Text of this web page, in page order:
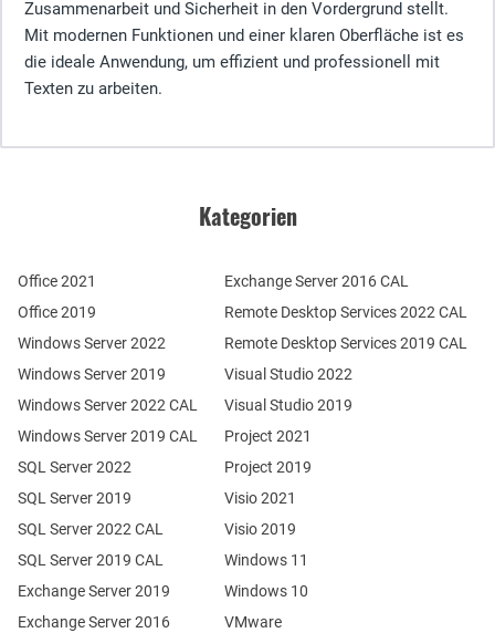
Zusammenarbeit und Sicherheit in den Vordergrund stellt.
Mit modernen Funktionen und einer klaren Oberfläche ist es
die ideale Anwendung, um effizient und professionell mit
Texten zu arbeiten.
Kategorien
Office 2021
Office 2019
Windows Server 2022
Windows Server 2019
Exchange Server 2019
Exchange Server 2016
SQL Server 2022
SQL Server 2019
Windows Server 2022 CAL
Windows Server 2019 CAL
SQL Server 2022 CAL
SQL Server 2019 CAL
Remote Desktop Services 2022 CAL
Remote Desktop Services 2019 CAL
Exchange Server 2016 CAL
Visual Studio 2022
Visual Studio 2019
Project 2021
Project 2019
Visio 2021
Visio 2019
Windows 11
Windows 10
VMware